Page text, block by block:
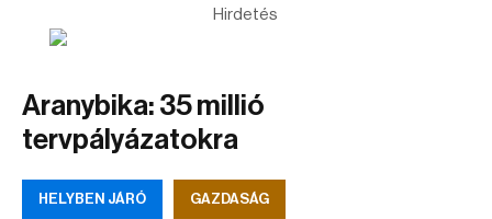
Hirdetés
Aranybika: 35 millió
tervpályázatokra
HELYBEN JÁRÓ GAZDASÁG